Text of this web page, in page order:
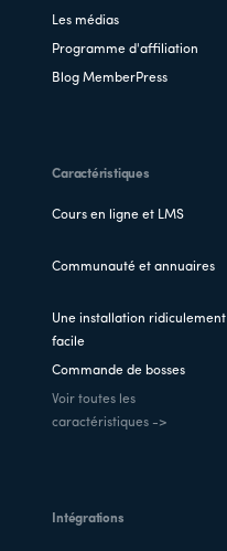
Les médias
Programme d'affiliation
Blog MemberPress
Caractéristiques
Cours en ligne et LMS
Communauté et annuaires
Une installation ridiculement
facile
Commande de bosses
Voir toutes les
caractéristiques ->
Intégrations